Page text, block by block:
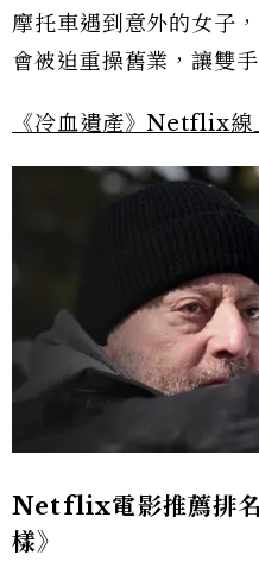
摩托車遇到意外的女子
會被迫重操舊業，讓雙
《冷血遺產》Netflix線
Netflix電影推薦排
樣》